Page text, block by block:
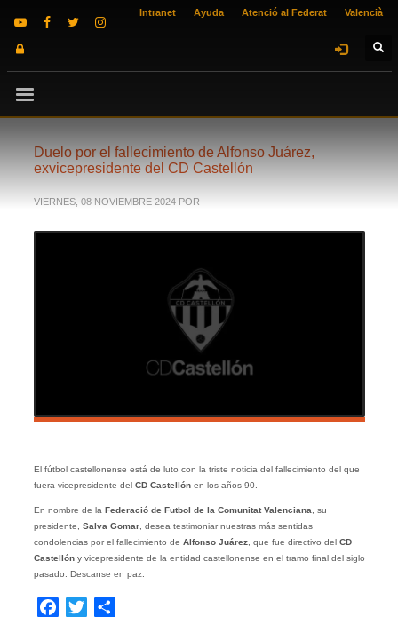
Intranet Ayuda Atenció al Federat Valencià
Duelo por el fallecimiento de Alfonso Juárez,
exvicepresidente del CD Castellón
VIERNES, 08 NOVIEMBRE 2024 POR
El fútbol castellonense está de luto con la triste noticia del fallecimiento del que
fuera vicepresidente del CD Castellónen los años 90.
En nombre de la Federació de Futbol de la Comunitat Valenciana , su
presidente, Salva Gomar, desea testimoniar nuestras más sentidas
condolencias por el fallecimiento de Alfonso Juárez, que fue directivo del CD
Castellóny vicepresidente de la entidad castellonense en el tramo final del siglo
pasado. Descanse en paz.
Facebook
Twitter